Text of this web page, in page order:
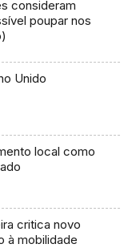
consideram
poupar nos
Unido
local como
critica novo
à mobilidade